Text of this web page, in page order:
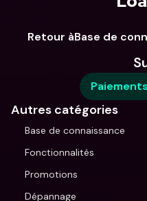
Retour àBase de
Paiements
Autres catégories
Base de connaissance
Fonctionnalités
Promotions
Dépannage